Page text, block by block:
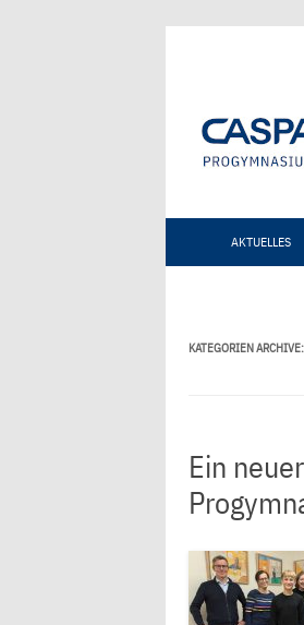
AKTUELLES
KATEGORIEN ARCHIVE:
Ein